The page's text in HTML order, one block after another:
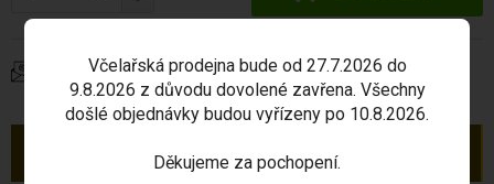
Dotaz na produkt
Včelařská prodejna bude od 27.7.2026 do
9.8.2026 z důvodu dovolené zavřena. Všechny
došlé objednávky budou vyřízeny po 10.8.2026.
Děkujeme za pochopení.